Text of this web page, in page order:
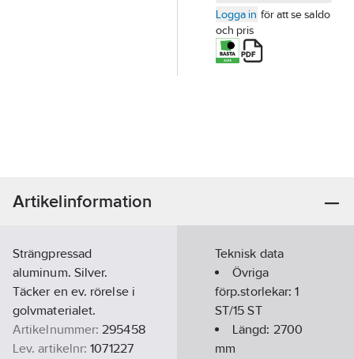
Logga in för att se saldo
och pris
Artikelinformation
Strängpressad
aluminum. Silver.
Täcker en ev. rörelse i
golvmaterialet.
Artikelnummer: 295458
Lev. artikelnr: 1071227
Teknisk data
Övriga
förp.storlekar:1
ST/15 ST
Längd: 2700
mm